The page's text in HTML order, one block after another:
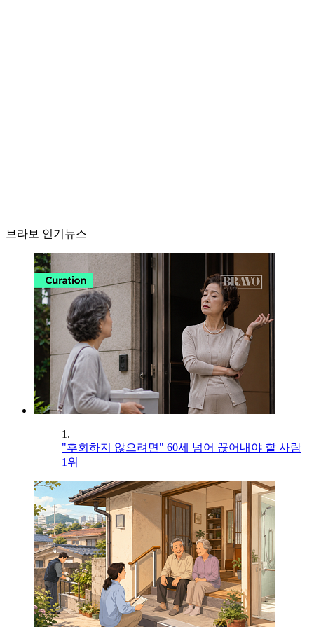
브라보 인기뉴스
1.
"후회하지 않으려면" 60세 넘어 끊어내야 할 사람
1위